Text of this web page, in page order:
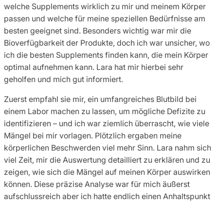
welche Supplements wirklich zu mir und meinem Körper
passen und welche für meine speziellen Bedürfnisse am
besten geeignet sind. Besonders wichtig war mir die
Bioverfügbarkeit der Produkte, doch ich war unsicher, wo
ich die besten Supplements finden kann, die mein Körper
optimal aufnehmen kann. Lara hat mir hierbei sehr
geholfen und mich gut informiert.
Zuerst empfahl sie mir, ein umfangreiches Blutbild bei
einem Labor machen zu lassen, um mögliche Defizite zu
identifizieren – und ich war ziemlich überrascht, wie viele
Mängel bei mir vorlagen. Plötzlich ergaben meine
körperlichen Beschwerden viel mehr Sinn. Lara nahm sich
viel Zeit, mir die Auswertung detailliert zu erklären und zu
zeigen, wie sich die Mängel auf meinen Körper auswirken
können. Diese präzise Analyse war für mich äußerst
aufschlussreich aber ich hatte endlich einen Anhaltspunkt